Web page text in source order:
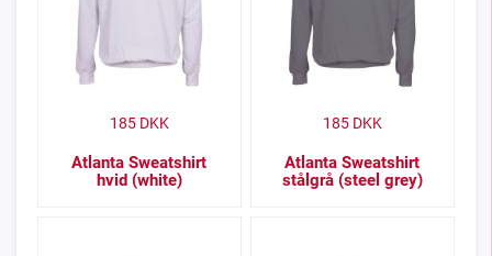
Atlanta Sweatshirt
hvid (white)
185DKK
Atlanta Sweatshirt
stålgrå (steel grey)
185DKK